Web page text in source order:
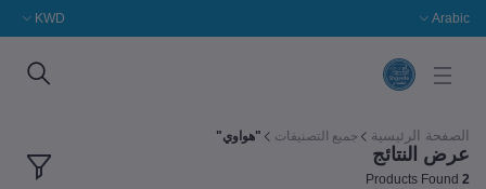
Arabic
KWD
الصفحة الرئيسية جميع التصنيفات "هواوي"
عرض النتائج
2